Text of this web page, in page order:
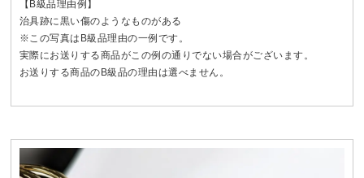
【B級品理由例】
治具跡に黒い傷のようなものがある
※この写真はB級品理由の一例です。
実際にお送りする商品がこの例の通りでない場合がございます。
お送りする商品のB級品の理由は選べません。